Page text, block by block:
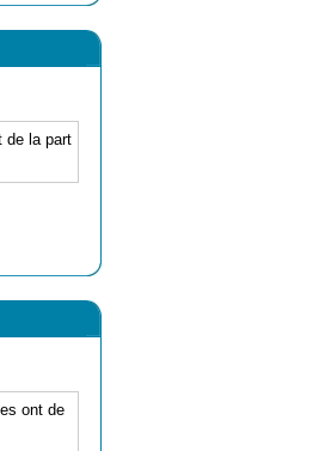
de la part
ont de